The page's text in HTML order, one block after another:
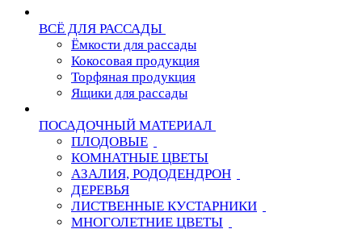
ВСЁ ДЛЯ РАССАДЫ
Ёмкости для рассады
Кокосовая продукция
Торфяная продукция
Ящики для рассады
ПОСАДОЧНЫЙ МАТЕРИАЛ
ПЛОДОВЫЕ
КОМНАТНЫЕ ЦВЕТЫ
АЗАЛИЯ, РОДОДЕНДРОН
ДЕРЕВЬЯ
ЛИСТВЕННЫЕ КУСТАРНИКИ
МНОГОЛЕТНИЕ ЦВЕТЫ